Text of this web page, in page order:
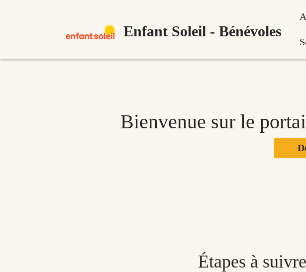
Enfant Soleil - Bénévoles
Bienvenue sur le
Étapes à